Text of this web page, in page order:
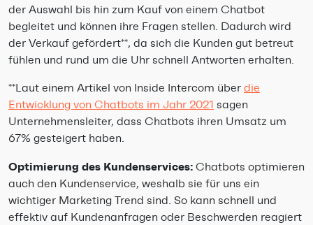
der Auswahl bis hin zum Kauf von einem Chatbot
begleitet und können ihre Fragen stellen. Dadurch wird
der Verkauf gefördert**, da sich die Kunden gut betreut
fühlen und rund um die Uhr schnell Antworten erhalten.
**Laut einem Artikel von Inside Intercom über die
Entwicklung von Chatbots im Jahr 2021 sagen
Unternehmensleiter, dass Chatbots ihren Umsatz um
67% gesteigert haben.
Optimierung des Kundenservices: Chatbots optimieren
auch den Kundenservice, weshalb sie für uns ein
wichtiger Marketing Trend sind. So kann schnell und
effektiv auf Kundenanfragen oder Beschwerden reagiert